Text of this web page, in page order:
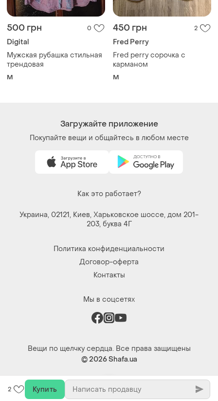
500 грн 0
Digital
Мужская рубашка стильная
трендовая
M
450 грн 2
Fred Perry
Fred perry сорочка с
карманом
M
2 Купить
Загружайте приложение
Покупайте вещи и общайтесь в любом месте
Как это работает?
Украина, 02121, Киев, Харьковское шоссе, дом 201-
203, буква 4Г
Политика конфиденциальности
Договор-оферта
Контакты
Мы в соцсетях
Вещи по щелчку сердца. Все права защищены
© 2026Shafa.ua